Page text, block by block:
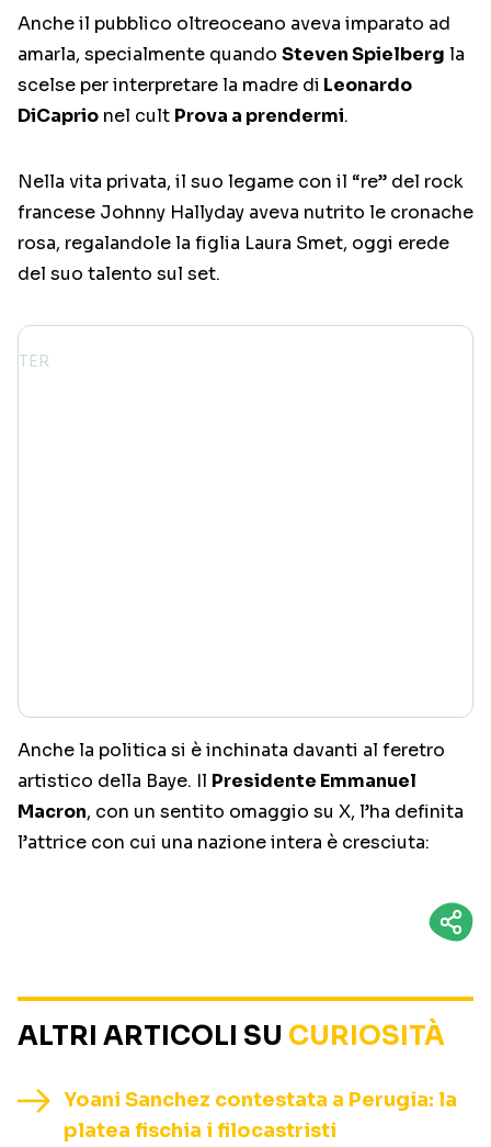
Anche il pubblico oltreoceano aveva imparato ad
amarla, specialmente quando Steven Spielberg la
scelse per interpretare la madre di Leonardo
DiCaprio nel cult Prova a prendermi.
Nella vita privata, il suo legame con il “re” del rock
francese Johnny Hallyday aveva nutrito le cronache
rosa, regalandole la figlia Laura Smet, oggi erede
del suo talento sul set.
Anche la politica si è inchinata davanti al feretro
artistico della Baye. Il Presidente Emmanuel
Macron, con un sentito omaggio su X, l’ha definita
l’attrice con cui una nazione intera è cresciuta:
ALTRI ARTICOLI SU CURIOSITÀ
Yoani Sanchez contestata a Perugia: la
platea fischia i filocastristi